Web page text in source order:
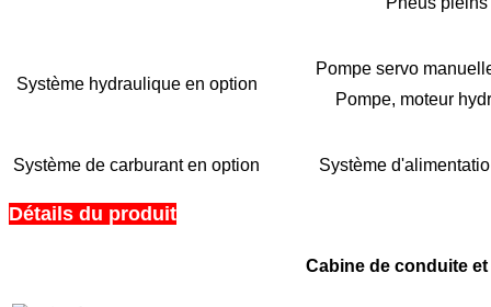
Système hydraulique en option
Pompe servo
Pompe, moteur
Système de carburant en option Système
Détails du produit
Cabine de conduite